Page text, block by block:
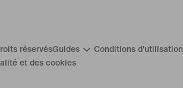
réservésGuides Conditions d'utilisation
et des cookies